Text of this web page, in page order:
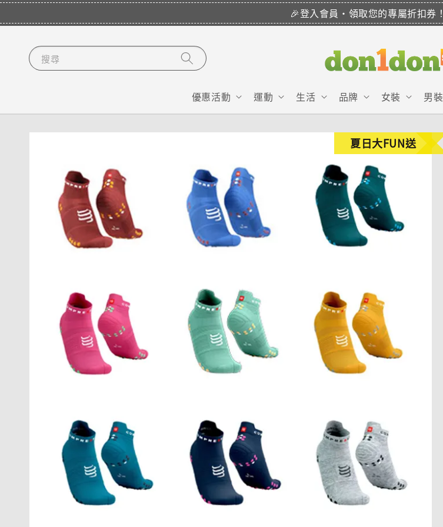
🎉登入會員・領取您的專屬折扣券！
搜尋
優惠活動 運動 生活 品牌 女裝 男裝
夏日大FUN送